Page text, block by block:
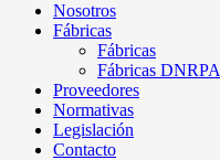
Nosotros
Fábricas
Fábricas
Fábricas DNRPA
Proveedores
Normativas
Legislación
Contacto